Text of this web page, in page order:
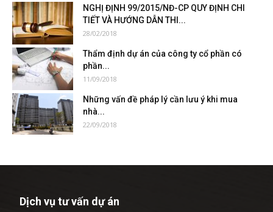
NGHỊ ĐỊNH 99/2015/NĐ-CP QUY ĐỊNH CHI
TIẾT VÀ HƯỚNG DẪN THI...
28/02/2018
Thẩm định dự án của công ty cổ phần có
phần...
11/09/2018
Những vấn đề pháp lý cần lưu ý khi mua
nhà...
22/09/2018
Dịch vụ tư vấn dự án